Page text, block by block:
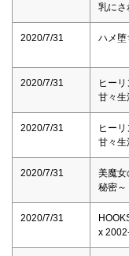
乳にさ
2020/7/31 ハメ堕
2020/7/31
ヒー
甘々生
2020/7/31
ヒー
甘々生
2020/7/31
美魔女
秘密～
2020/7/31
x